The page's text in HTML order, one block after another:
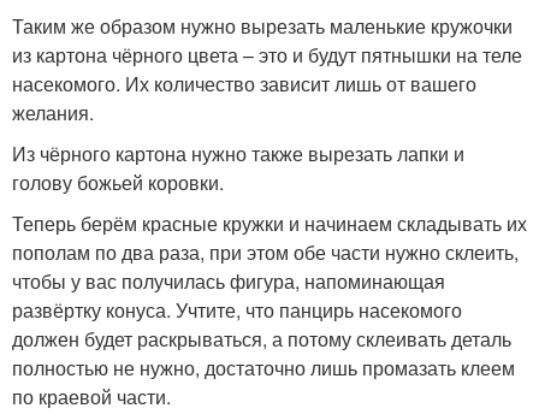
Таким же образом нужно вырезать маленькие кружочки
из картона чёрного цвета – это и будут пятнышки на теле
насекомого. Их количество зависит лишь от вашего
желания.
Из чёрного картона нужно также вырезать лапки и
голову божьей коровки.
Теперь берём красные кружки и начинаем складывать их
пополам по два раза, при этом обе части нужно склеить,
чтобы у вас получилась фигура, напоминающая
развёртку конуса. Учтите, что панцирь насекомого
должен будет раскрываться, а потому склеивать деталь
полностью не нужно, достаточно лишь промазать клеем
по краевой части.